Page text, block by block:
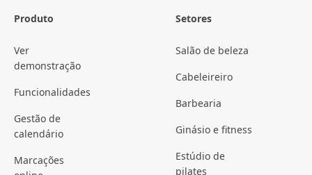
Produto
Ver
demonstração
Funcionalidades
Gestão de
calendário
Marcações
Setores
Salão de beleza
Cabeleireiro
Barbearia
Ginásio e fitness
Estúdio de
pilates